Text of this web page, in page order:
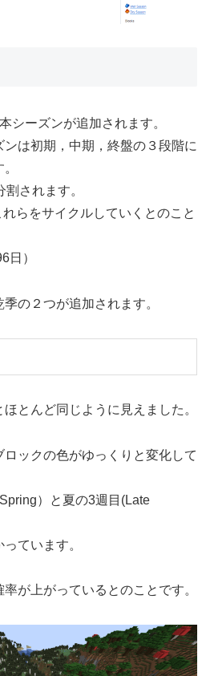
シーズンが追加されます。
は初期，中期，終盤の３段階に
されます。
らをサイクルしていくとのこと
日）
の２つが追加されます。
とんど同じように見えました。
ックの色がゆっくりと変化して
）と夏の3週目(Late
ています。
が上がっているとのことです。